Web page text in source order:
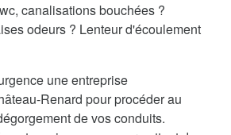
canalisations bouchées ?
odeurs ? Lenteur d'écoulement
une entreprise
Renard pour procéder au
de vos conduits.